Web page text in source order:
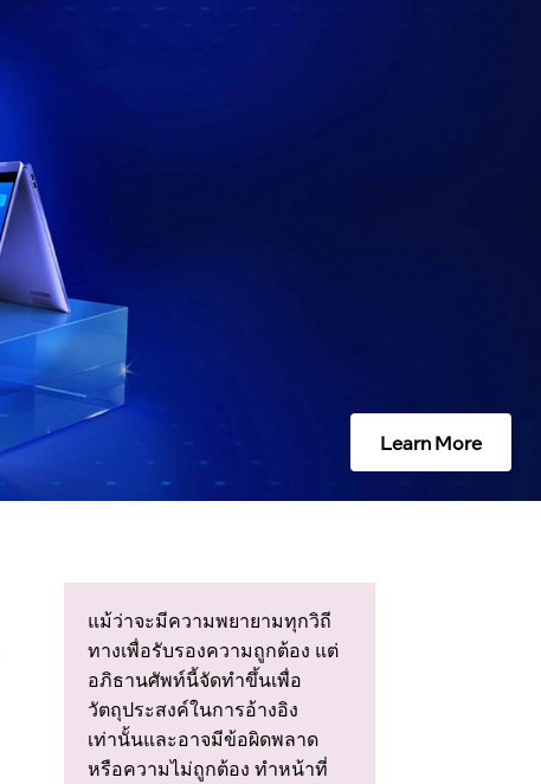
Learn More
แม้ว่าจะมีความพยายามทุกวิถี
ทางเพื่อรับรองความถูกต้อง แต่
อภิธานศัพท์นี้จัดทําขึ้นเพื่อ
วัตถุประสงค์ในการอ้างอิง
เท่านั้นและอาจมีข้อผิดพลาด
หรือความไม่ถูกต้อง ทําหน้าที่